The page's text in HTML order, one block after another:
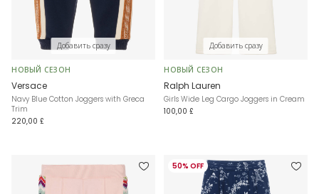
Добавить сразу
НОВЫЙ СЕЗОН
Versace
Navy Blue Cotton Joggers with Greca
Trim
220,00 £
Добавить сразу
НОВЫЙ СЕЗОН
Ralph Lauren
Girls Wide Leg Cargo Joggers in Cream
100,00 £
50% OFF